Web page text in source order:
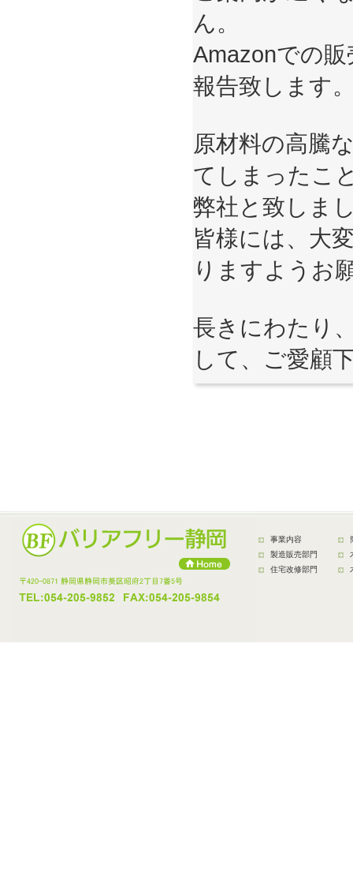
ん。
Amazonでの
報告致します
原材料の高騰
てしまったこ
弊社と致しま
皆様には、大
りますようお
長きにわたり
して、ご愛顧
事業内容
製造販売部門
住宅改修部門